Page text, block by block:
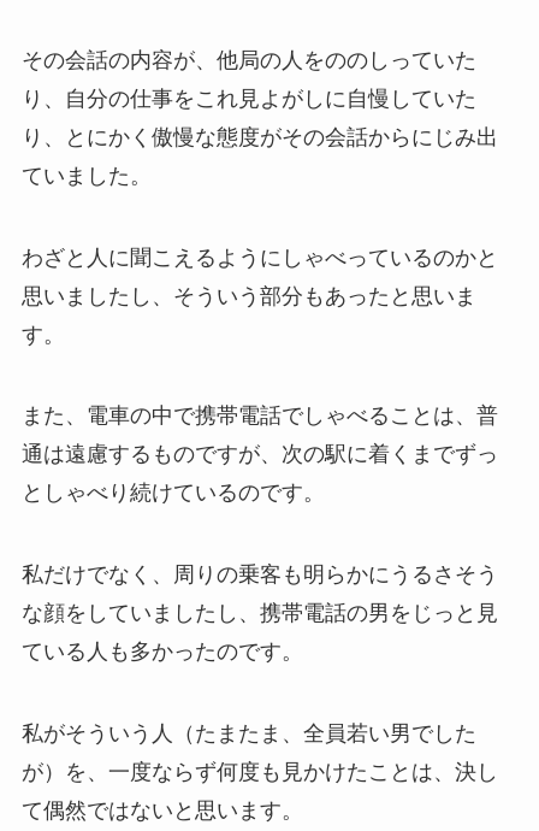
その会話の内容が、他局の人をののしっていた
り、自分の仕事をこれ見よがしに自慢していた
り、とにかく傲慢な態度がその会話からにじみ出
ていました。
わざと人に聞こえるようにしゃべっているのかと
思いましたし、そういう部分もあったと思いま
す。
また、電車の中で携帯電話でしゃべることは、普
通は遠慮するものですが、次の駅に着くまでずっ
としゃべり続けているのです。
私だけでなく、周りの乗客も明らかにうるさそう
な顔をしていましたし、携帯電話の男をじっと見
ている人も多かったのです。
私がそういう人（たまたま、全員若い男でした
が）を、一度ならず何度も見かけたことは、決し
て偶然ではないと思います。